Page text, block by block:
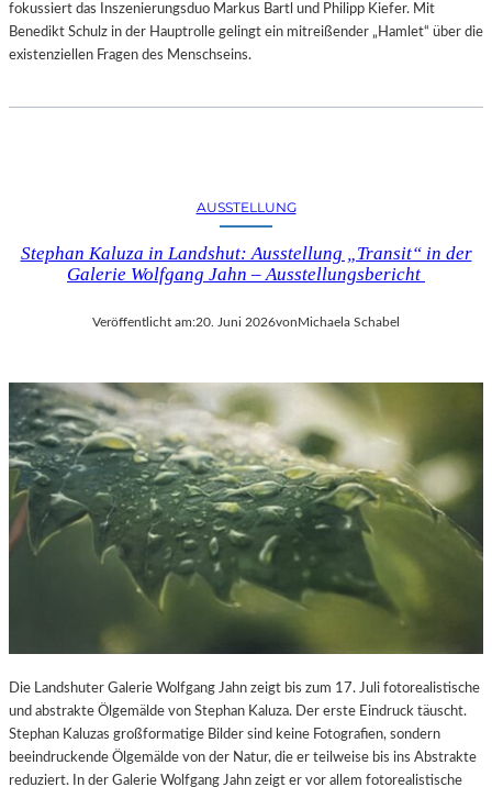
fokussiert das Inszenierungsduo Markus Bartl und Philipp Kiefer. Mit
Benedikt Schulz in der Hauptrolle gelingt ein mitreißender „Hamlet“ über die
existenziellen Fragen des Menschseins.
AUSSTELLUNG
Stephan Kaluza in Landshut: Ausstellung „Transit“ in der
Galerie Wolfgang Jahn – Ausstellungsbericht
Veröffentlicht am:20. Juni 2026von Michaela Schabel
Die Landshuter Galerie Wolfgang Jahn zeigt bis zum 17. Juli fotorealistische
und abstrakte Ölgemälde von Stephan Kaluza. Der erste Eindruck täuscht.
Stephan Kaluzas großformatige Bilder sind keine Fotografien, sondern
beeindruckende Ölgemälde von der Natur, die er teilweise bis ins Abstrakte
reduziert. In der Galerie Wolfgang Jahn zeigt er vor allem fotorealistische